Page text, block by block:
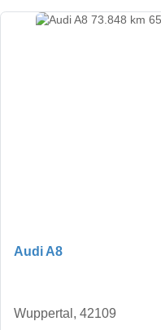
Audi A8
Wuppertal, 42109